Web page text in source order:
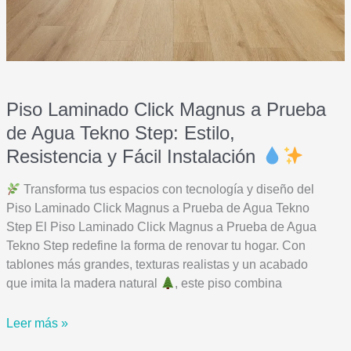
Piso Laminado Click Magnus a Prueba
de Agua Tekno Step: Estilo,
Resistencia y Fácil Instalación
Transforma tus espacios con tecnología y diseño del
Piso Laminado Click Magnus a Prueba de Agua Tekno
Step El Piso Laminado Click Magnus a Prueba de Agua
Tekno Step redefine la forma de renovar tu hogar. Con
tablones más grandes, texturas realistas y un acabado
que imita la madera natural
, este piso combina
Piso
Leer más »